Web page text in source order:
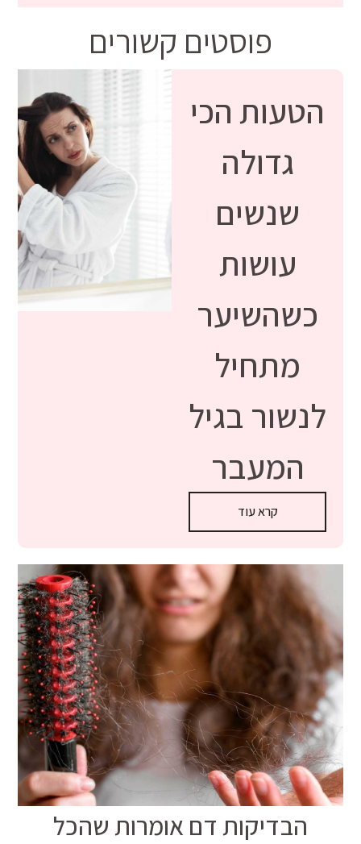
פוסטים קשורים
הטעות הכי
גדולה
שנשים
עושות
כשהשיער
מתחיל
לנשור בגיל
המעבר
קרא עוד
הבדיקות דם אומרות שהכל